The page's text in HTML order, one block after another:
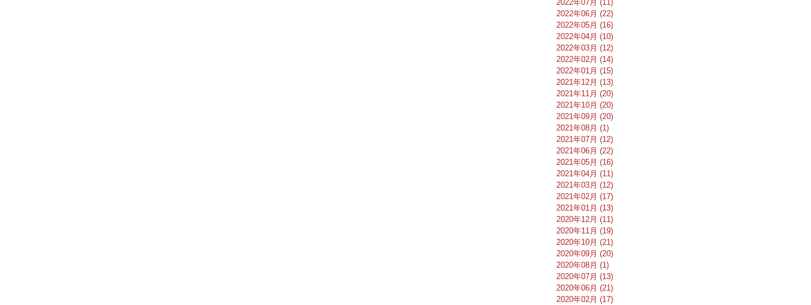
2022年07月 (11)
2022年06月 (22)
2022年05月 (16)
2022年04月 (10)
2022年03月 (12)
2022年02月 (14)
2022年01月 (15)
2021年12月 (13)
2021年11月 (20)
2021年10月 (20)
2021年09月 (20)
2021年08月 (1)
2021年07月 (12)
2021年06月 (22)
2021年05月 (16)
2021年04月 (11)
2021年03月 (12)
2021年02月 (17)
2021年01月 (13)
2020年12月 (11)
2020年11月 (19)
2020年10月 (21)
2020年09月 (20)
2020年08月 (1)
2020年07月 (13)
2020年06月 (21)
2020年02月 (17)